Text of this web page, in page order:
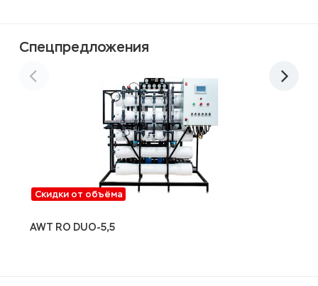
Спецпредложения
Скидки от объёма
AWT RO DUO-5,5